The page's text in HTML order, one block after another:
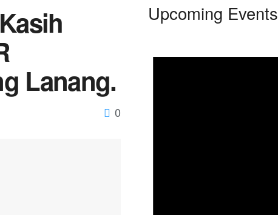
Lanang.
0
Upcoming Events